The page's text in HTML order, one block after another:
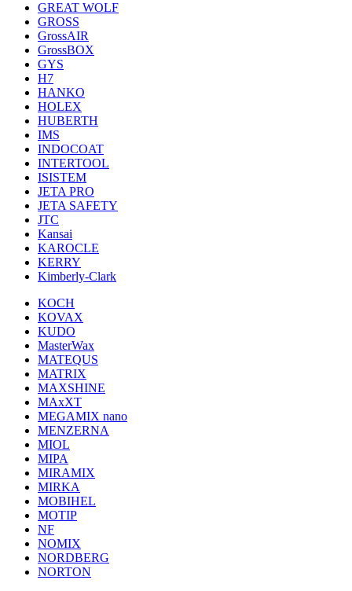
GREAT WOLF
GROSS
GrossAIR
GrossBOX
GYS
H7
HANKO
HOLEX
HUBERTH
IMS
INDOCOAT
INTERTOOL
ISISTEM
JETA PRO
JETA SAFETY
JTC
Kansai
KAROCLE
KERRY
Kimberly-Clark
KOCH
KOVAX
KUDO
MasterWax
MATEQUS
MATRIX
MAXSHINE
MAxXT
MEGAMIX nano
MENZERNA
MIOL
MIPA
MIRAMIX
MIRKA
MOBIHEL
MOTIP
NF
NOMIX
NORDBERG
NORTON